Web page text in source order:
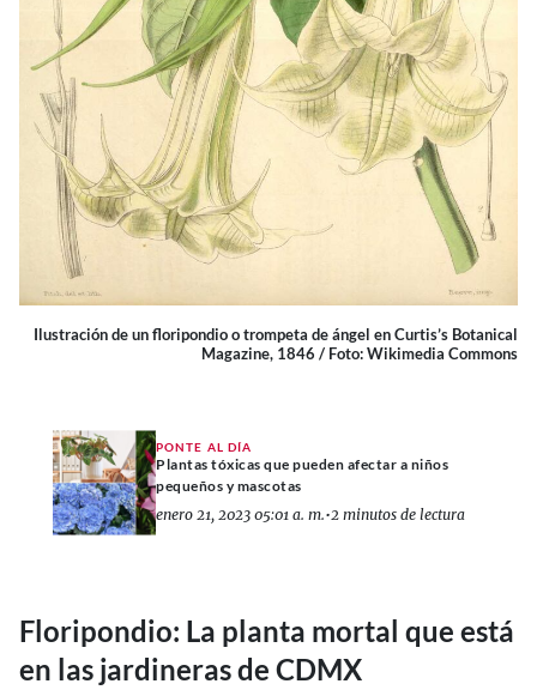
Ilustración de un floripondio o trompeta de ángel en Curtis’s Botanical
Magazine, 1846 / Foto: Wikimedia Commons
PONTE AL DÍA
Plantas tóxicas que pueden afectar a niños
pequeños y mascotas
enero 21, 2023 05:01 a. m.•2 minutos de lectura
Floripondio: La planta mortal que está
en las jardineras de CDMX